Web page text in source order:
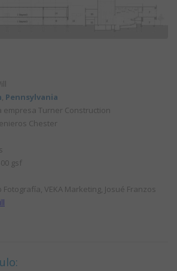
, Pennsylvania
empresa Turner Construction
Chester
gsf
VEKA Marketing, Josué Franzos